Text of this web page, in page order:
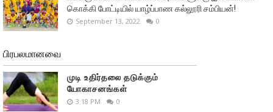
கொக்கி போட்டியில் யாழ்ப்பாண கல்லூரி சம்பியன்!
September 13, 2022 0
பிரபலமானவை
முடி உதிர்தலை தடுக்கும்
யோகாசனங்கள்
3:18 PM 0